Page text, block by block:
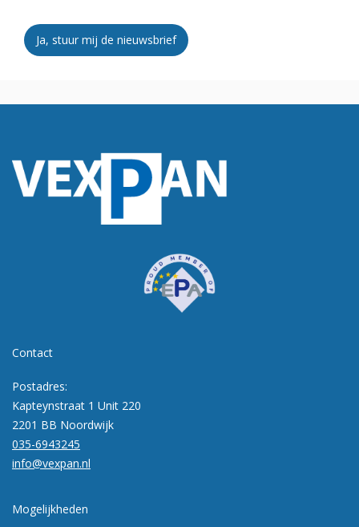
Ja, stuur mij de nieuwsbrief
Contact
Postadres:
Kapteynstraat 1 Unit 220
2201 BB Noordwijk
035-6943245
info@vexpan.nl
Mogelijkheden